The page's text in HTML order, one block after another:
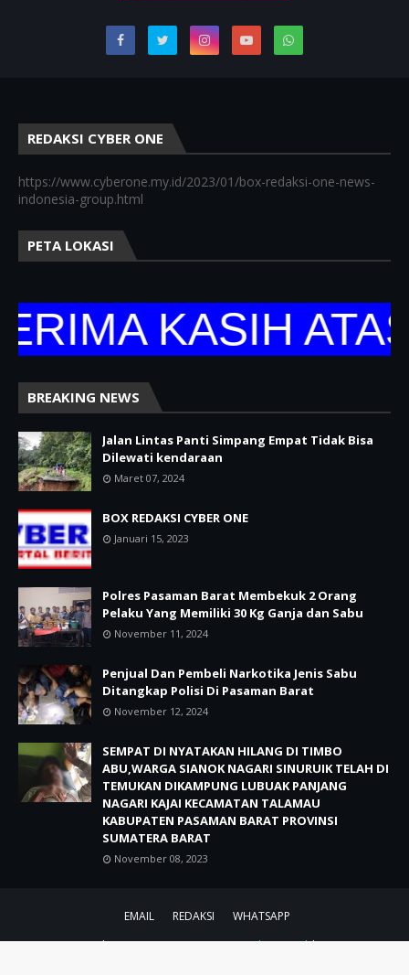
REDAKSI CYBER ONE
https://www.cyberone.my.id/2023/01/box-redaksi-one-news-
indonesia-group.html
PETA LOKASI
KASIH ATAS
BREAKING NEWS
Jalan Lintas Panti Simpang Empat Tidak Bisa
Dilewati kendaraan
Maret 07, 2024
BOX REDAKSI CYBER ONE
Januari 15, 2023
Polres Pasaman Barat Membekuk 2 Orang
Pelaku Yang Memiliki 30 Kg Ganja dan Sabu
November 11, 2024
Penjual Dan Pembeli Narkotika Jenis Sabu
Ditangkap Polisi Di Pasaman Barat
November 12, 2024
SEMPAT DI NYATAKAN HILANG DI TIMBO
ABU,WARGA SIANOK NAGARI SINURUIK TELAH DI
TEMUKAN DIKAMPUNG LUBUAK PANJANG
NAGARI KAJAI KECAMATAN TALAMAU
KABUPATEN PASAMAN BARAT PROVINSI
SUMATERA BARAT
November 08, 2023
EMAIL REDAKSI
WHATSAPP
CRAFTED WITH by ZAINAL ABIDIN.BLOGTemplatesYard| DISTRIBUTED